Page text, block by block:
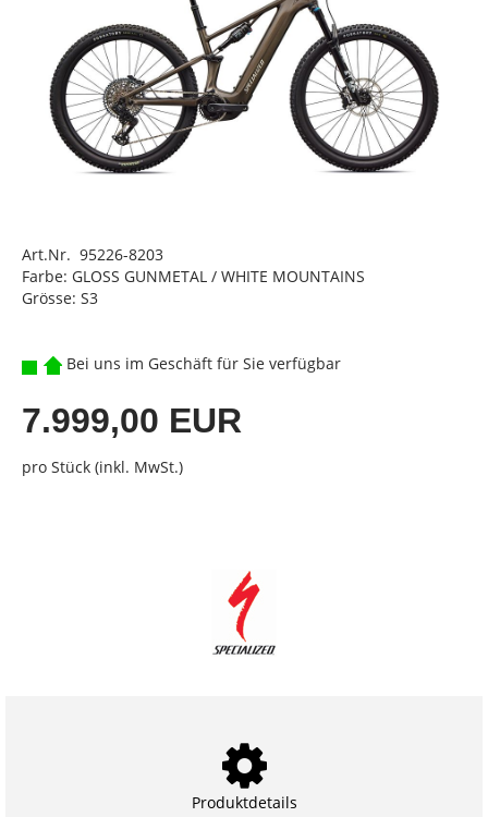
Art.Nr. 95226-8203
Farbe: GLOSS GUNMETAL / WHITE MOUNTAINS
Grösse: S3
Bei uns im Geschäft für Sie verfügbar
7.999,00 EUR
pro Stück (inkl. MwSt.)
Produktdetails